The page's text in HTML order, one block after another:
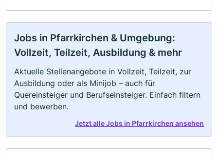
Jobs in Pfarrkirchen & Umgebung:
Vollzeit, Teilzeit, Ausbildung & mehr
Aktuelle Stellenangebote in Vollzeit, Teilzeit, zur
Ausbildung oder als Minijob – auch für
Quereinsteiger und Berufseinsteiger. Einfach filtern
und bewerben.
Jetzt alle Jobs in Pfarrkirchen ansehen